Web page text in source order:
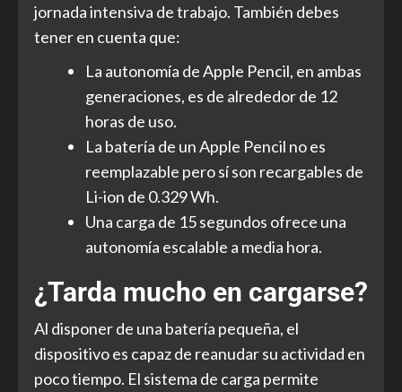
jornada intensiva de trabajo. También debes
tener en cuenta que:
La autonomía de Apple Pencil, en ambas
generaciones, es de alrededor de 12
horas de uso.
La batería de un Apple Pencil no es
reemplazable pero sí son recargables de
Li-ion de 0.329 Wh.
Una carga de 15 segundos ofrece una
autonomía escalable a media hora.
¿Tarda mucho en cargarse?
Al disponer de una batería pequeña, el
dispositivo es capaz de reanudar su actividad en
poco tiempo. El sistema de carga permite